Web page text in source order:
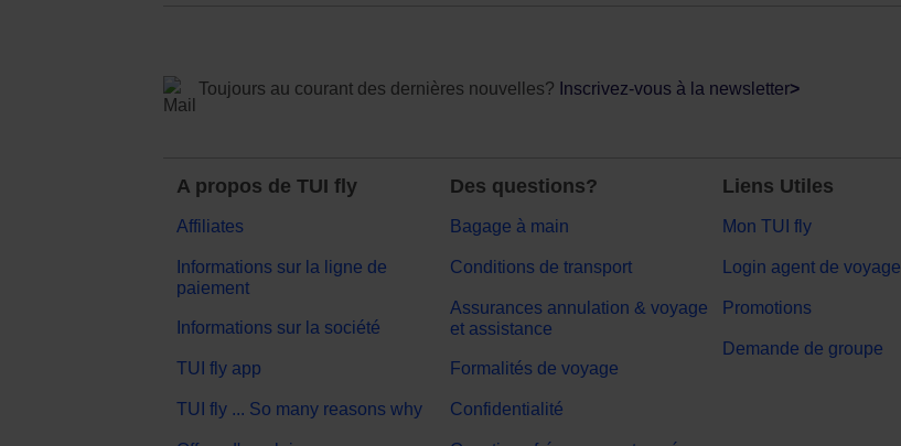
Toujours au courant des dernières nouvelles? Inscrivez-vous à la newsletter>
A propos de TUI fly
Affiliates
Informations sur la ligne de
paiement
Informations sur la société
TUI fly app
TUI fly ... So many reasons why
Des questions?
Bagage à main
Conditions de transport
Assurances annulation & voyage
et assistance
Formalités de voyage
Confidentialité
Liens Utiles
Mon TUI fly
Login agent de voyage
Promotions
Demande de groupe